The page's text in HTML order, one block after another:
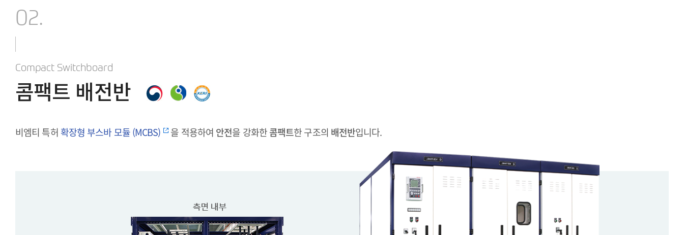
02.
Compact Switchboard
콤팩트 배전반
비엠티 특허 확장형 부스바 모듈 (MCBS) 을 적용하여 안전을 강화한콤팩트한 구조의 배전반입니다.